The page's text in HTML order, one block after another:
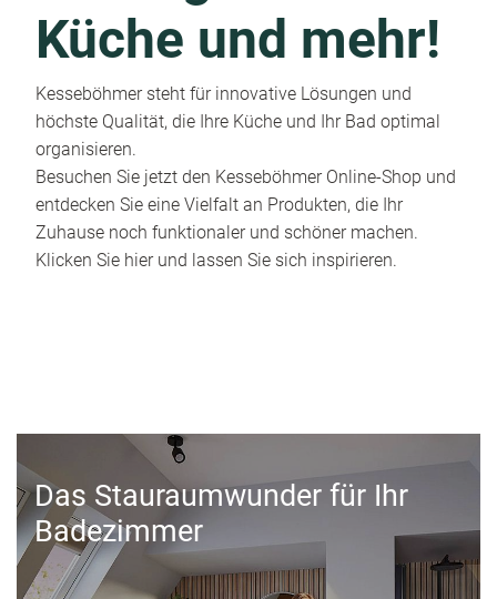
Küche und mehr!
Kesseböhmer steht für innovative Lösungen und
höchste Qualität, die Ihre Küche und Ihr Bad optimal
organisieren.
Besuchen Sie jetzt den Kesseböhmer Online-Shop und
entdecken Sie eine Vielfalt an Produkten, die Ihr
Zuhause noch funktionaler und schöner machen.
Klicken Sie hier und lassen Sie sich inspirieren.
Das Stauraumwunder für Ihr
Badezimmer